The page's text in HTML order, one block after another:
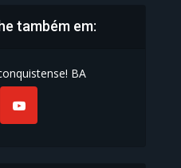
também em:
BA